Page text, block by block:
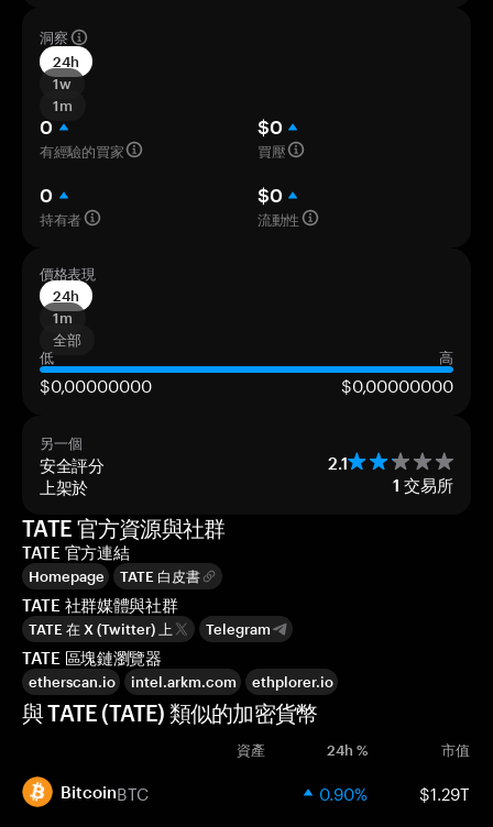
洞察
24h
1w
1m
0
有經驗的買家
$0
買壓
0
持有者
$0
流動性
價格表現
24h
1m
全部
低
高
$0,00000000 $0,00000000
另一個
安全評分 2.1
上架於 1 交易所
TATE 官方資源與社群
TATE 官方連結
Homepage TATE 白皮書
TATE 社群媒體與社群
TATE 在 X (Twitter) 上 Telegram
TATE 區塊鏈瀏覽器
etherscan.io intel.arkm.com ethplorer.io
與 TATE (TATE) 類似的加密貨幣
資產 24h % 市值
BitcoinBTC 0.90% $1.29T